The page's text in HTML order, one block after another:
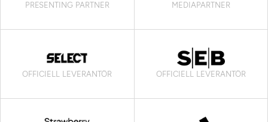
PRESENTING PARTNER
MEDIAPARTNER
OFFICIELL LEVERANTÖR OFFICIELL LEVERANTÖR